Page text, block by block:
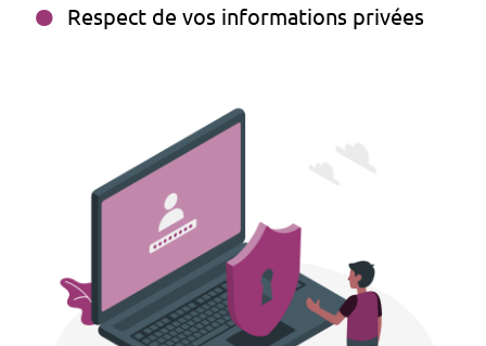
Respect de vos informations privées